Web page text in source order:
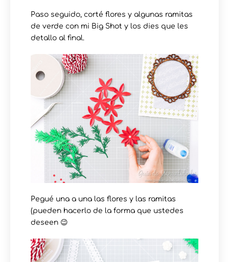
Paso seguido, corté flores y algunas ramitas
de verde con mi Big Shot y los dies que les
detallo al final.
Pegué una a una las flores y las ramitas
(pueden hacerlo de la forma que ustedes
deseen 😉